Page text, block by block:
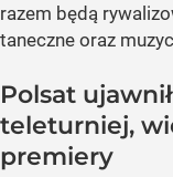
razem będą
taneczne oraz
Polsat
teleturniej,
premiery